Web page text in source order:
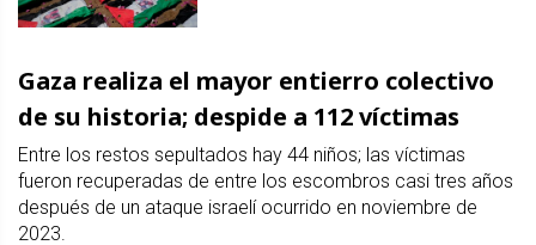
Gaza realiza el mayor entierro colectivo
de su historia; despide a 112 víctimas
Entre los restos sepultados hay 44 niños; las víctimas
fueron recuperadas de entre los escombros casi tres años
después de un ataque israelí ocurrido en noviembre de
2023.